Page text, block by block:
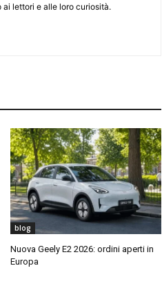
ai lettori e alle loro curiosità.
blog
Nuova Geely E2 2026: ordini aperti in
Europa